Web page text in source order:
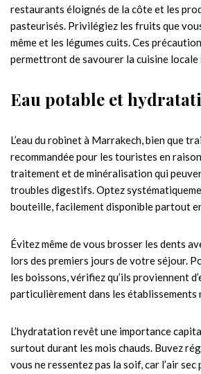
restaurants éloignés de la côte et les
pasteurisés. Privilégiez les fruits que
même et les légumes cuits. Ces
permettront de savourer la cuisine locale
Eau potable et
L’eau du robinet à Marrakech, bien que
recommandée pour les touristes en
traitement et de minéralisation qui
troubles digestifs. Optez
bouteille, facilement disponible partout
Évitez même de vous brosser les dents
lors des premiers jours de votre séjour.
les boissons, vérifiez qu’ils proviennent
particulièrement dans les établissements
L’hydratation revêt une importance
surtout durant les mois chauds. Buvez
vous ne ressentez pas la soif, car l’air sec